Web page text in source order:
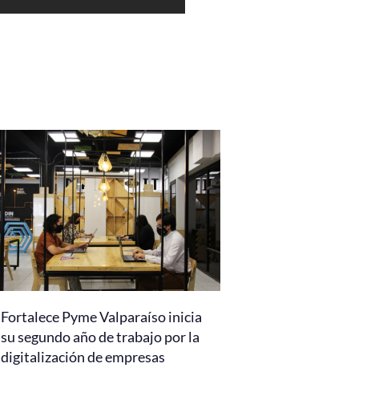
Fortalece Pyme Valparaíso inicia
su segundo año de trabajo por la
digitalización de empresas